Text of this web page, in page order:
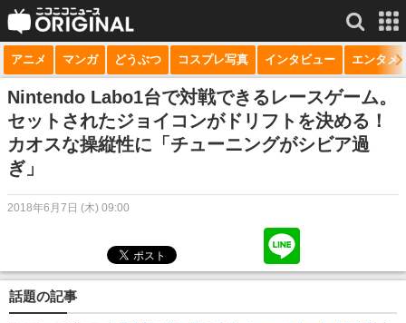
サービス一覧 もっと見る
niconico
動画
ニュース
マンガ
ニコニコQ
アニメ マンガ どうぶつ コスプレ写真 インタビュー エンタメ
Nintendo Labo1台で対戦できるレースゲーム。
セットされたジョイコンがドリフトを決める！
カオスな操縦性に「チューニングがシビア過
ぎ」
2018年6月7日 (木) 09:00
話題の記事